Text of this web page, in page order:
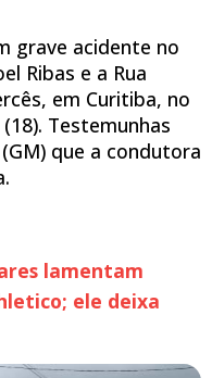
grave acidente no
Ribas e a Rua
em Curitiba, no
Testemunhas
que a condutora
lamentam
ele deixa